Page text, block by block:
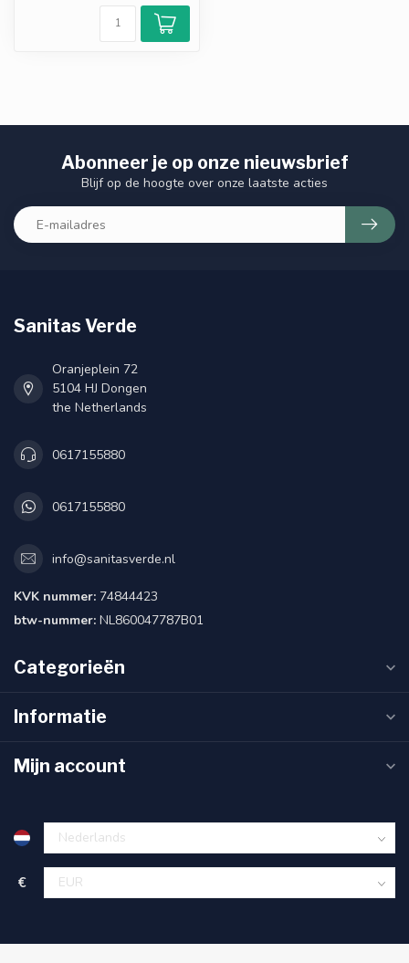
Abonneer je op onze nieuwsbrief
Blijf op de hoogte over onze laatste acties
Sanitas Verde
Oranjeplein 72
5104 HJ Dongen
the Netherlands
0617155880
0617155880
info@sanitasverde.nl
KVK nummer: 74844423
btw-nummer: NL860047787B01
Categorieën
Informatie
Mijn account
€